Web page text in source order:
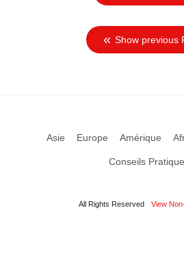
Show previous
Asie Europe Amérique
Conseils
All Rights Reserved View